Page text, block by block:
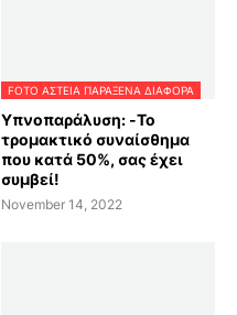
FOTO ΑΣΤΕΙΑ ΠΑΡΑΞΕΝΑ ΔΙΑΦΟΡΑ
Υπνοπαράλυση: -Το
τρομακτικό συναίσθημα
που κατά 50%, σας έχει
συμβεί!
November 14, 2022